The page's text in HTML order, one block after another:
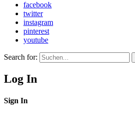
facebook
twitter
instagram
pinterest
youtube
Search for:
Log In
Sign In